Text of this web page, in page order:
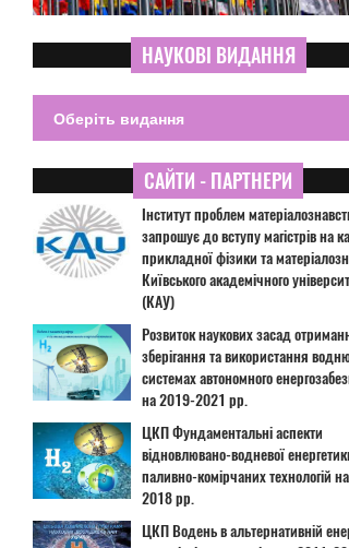
НАУКОВІ ВИДАННЯ
САЙТИ - ПАРТНЕРИ
Інститут проблем
запрошує до вступу магістрів на
прикладної фізики та
Київського академічного
(КАУ)
Розвиток наукових засад
зберігання та використання
системах автономного
на 2019-2021 рр.
ЦКП Фундаментальні аспекти
відновлювано-водневої
паливно-комірчаних технологій
2018 рр.
ЦКП Водень в альтернативній